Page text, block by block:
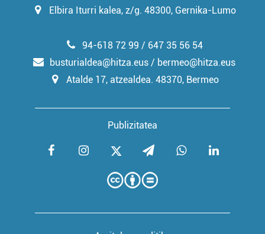
Elbira Iturri kalea, z/g. 48300, Gernika-Lumo
Publizitatea
94-618 72 99 / 647 35 56 54
busturialdea@hitza.eus / bermeo@hitza.eus
Atalde 17, atzealdea. 48370, Bermeo